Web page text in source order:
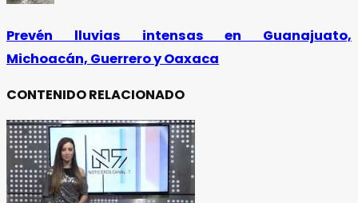
Prevén lluvias intensas en Guanajuato,
Michoacán, Guerrero y Oaxaca
CONTENIDO RELACIONADO